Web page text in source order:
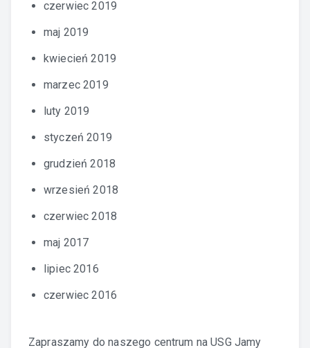
czerwiec 2019
maj 2019
kwiecień 2019
marzec 2019
luty 2019
styczeń 2019
grudzień 2018
wrzesień 2018
czerwiec 2018
maj 2017
lipiec 2016
czerwiec 2016
Zapraszamy do naszego centrum naUSG Jamy